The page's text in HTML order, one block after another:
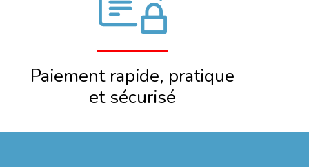
Paiement rapide, pratique
et sécurisé